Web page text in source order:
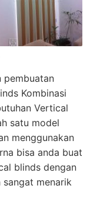
pembuatan
Kombinasi
Vertical
satu model
menggunakan
bisa anda buat
blinds dengan
menarik